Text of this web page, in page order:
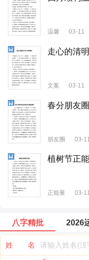
温馨 03-11
走心的清
文案 03-11
春分朋友
朋友圈 03-11
植树节正
正能量 03-
八字精批 2026
姓 名